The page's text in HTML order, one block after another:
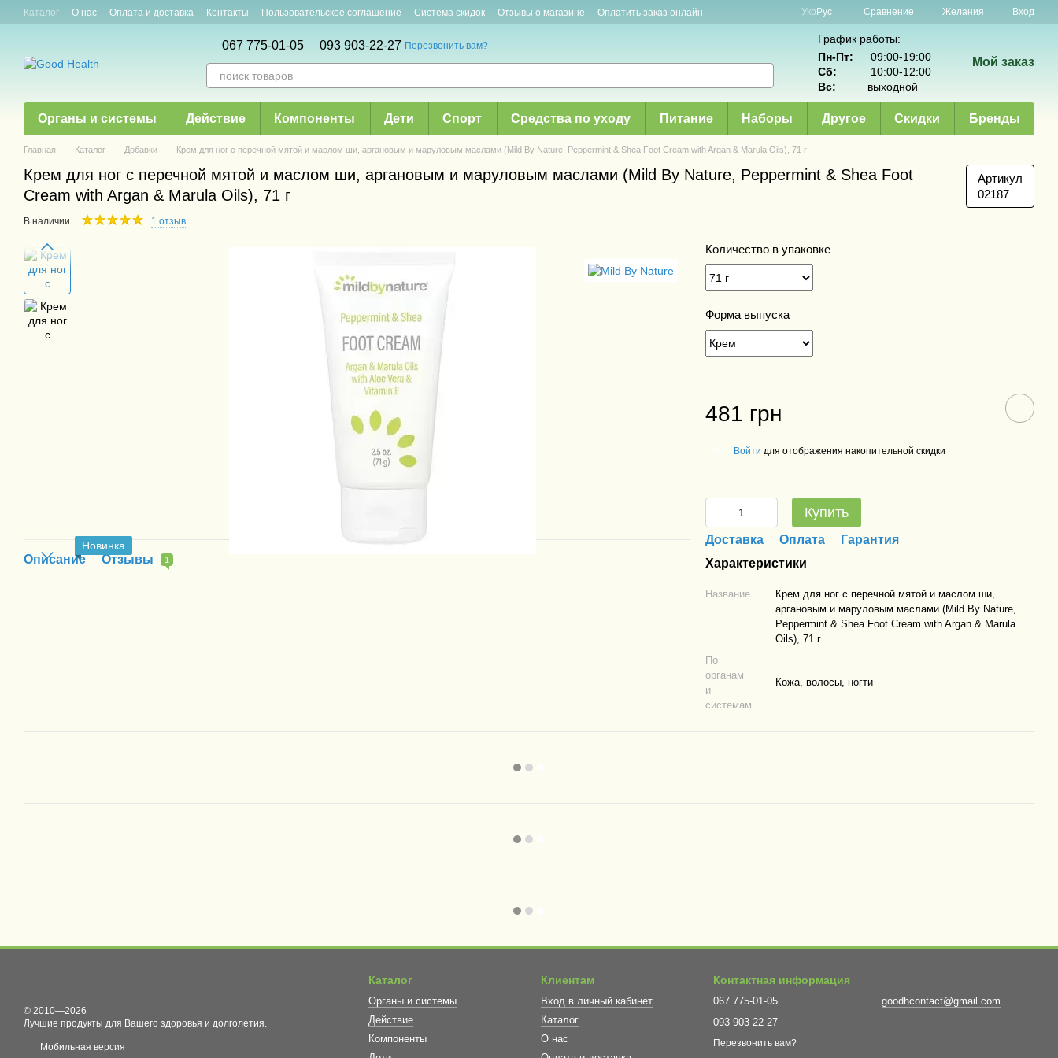
Перейти к основному контенту
Каталог О нас Оплата и доставка Контакты Пользовательское соглашение Система скидок Отзывы о магазине
Оплатить заказ онлайн
Укр Рус Сравнение Желания Вход
067 775-01-05 093 903-22-27 Перезвонить вам?
График работы:
Пн-Пт:
09:00-19:00
Сб:
10:00-12:00
Вс:
выходной
Мой заказ
Органы и системы Действие Компоненты Дети Спорт Средства по уходу Питание Наборы Другое Скидки Бренды
Главная Каталог Добавки Крем для ног с перечной мятой и маслом ши, аргановым и маруловым маслами (Mild By Nature, Peppermint & Shea Foot Cream with Argan & Marula Oils), 71 г
Крем для ног с перечной мятой и маслом ши, аргановым и маруловым маслами (Mild By Nature, Peppermint & Shea Foot
Cream with Argan & Marula Oils), 71 г
Артикул
02187
В наличии 1 отзыв
Новинка
Описание Отзывы 1
Количество в упаковке
Форма выпуска
481 грн
Войти для отображения накопительной скидки
Купить
Доставка Оплата
Гарантия
Характеристики
Название
Крем для ног с перечной мятой и маслом ши,
аргановым и маруловым маслами (Mild By Nature,
Peppermint & Shea Foot Cream with Argan & Marula
Oils), 71 г
По
органам
и
системам
Кожа, волосы, ногти
© 2010—2026
Лучшие продукты для Вашего здоровья и долголетия.
Мобильная версия
Каталог
Органы и системы
Действие
Компоненты
Клиентам
Вход в личный кабинет
Каталог
О нас
Контактная информация
067 775-01-05
093 903-22-27
Перезвонить вам?
goodhcontact@gmail.com